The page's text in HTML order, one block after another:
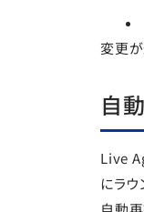
変更が
自
Live
にラウ